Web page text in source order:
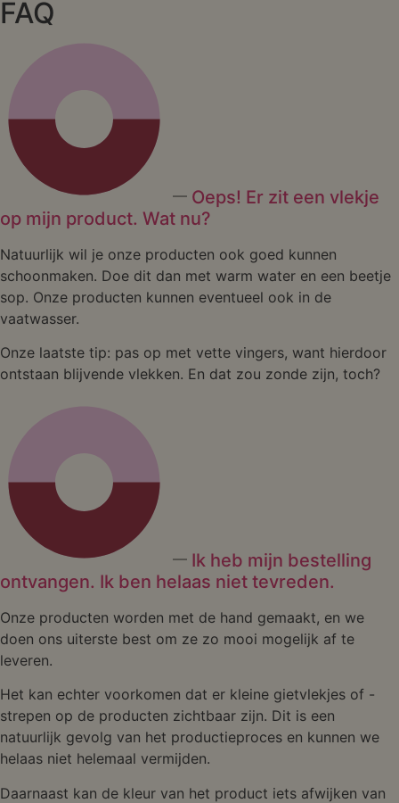
FAQ
Oeps! Er zit een vlekje
op mijn product. Wat nu?
Natuurlijk wil je onze producten ook goed kunnen
schoonmaken. Doe dit dan met warm water en een beetje
sop. Onze producten kunnen eventueel ook in de
vaatwasser.
Onze laatste tip: pas op met vette vingers, want hierdoor
ontstaan blijvende vlekken. En dat zou zonde zijn, toch?
Ik heb mijn bestelling
ontvangen. Ik ben helaas niet tevreden.
Onze producten worden met de hand gemaakt, en we
doen ons uiterste best om ze zo mooi mogelijk af te
leveren.
Het kan echter voorkomen dat er kleine gietvlekjes of -
strepen op de producten zichtbaar zijn. Dit is een
natuurlijk gevolg van het productieproces en kunnen we
helaas niet helemaal vermijden.
Daarnaast kan de kleur van het product iets afwijken van